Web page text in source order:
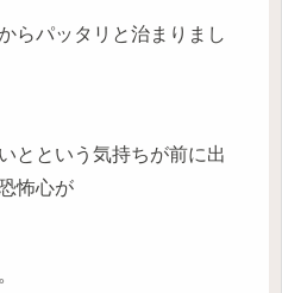
らパッタリと治まりまし
とという気持ちが前に出
怖心が